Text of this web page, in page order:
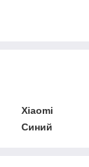
Xiaomi
Синий